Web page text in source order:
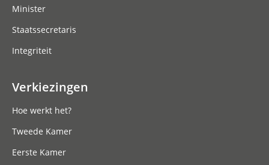
Minister
Staatssecretaris
Integriteit
Verkiezingen
Hoe werkt het?
Tweede Kamer
Eerste Kamer